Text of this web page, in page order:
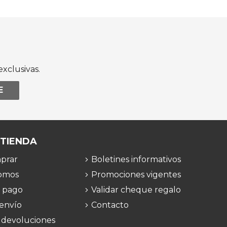
pago
Boletines informativos
Promociones vigentes
Validar cheque regalo
Contacto